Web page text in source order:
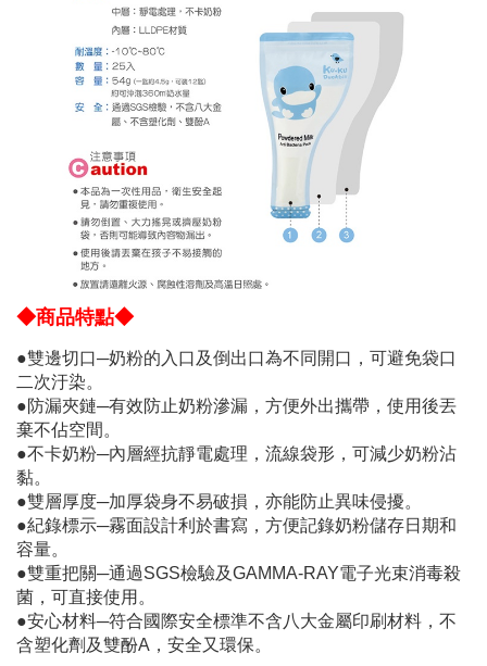
◆商品特點◆
●雙邊切口─奶粉的入口及倒出口為不同開口，可避免袋口
二次汙染。
●防漏夾鏈─有效防止奶粉滲漏，方便外出攜帶，使用後丟
棄不佔空間。
●不卡奶粉─內層經抗靜電處理，流線袋形，可減少奶粉沾
黏。
●雙層厚度─加厚袋身不易破損，亦能防止異味侵擾。
●紀錄標示─霧面設計利於書寫，方便記錄奶粉儲存日期和
容量。
●雙重把關─通過SGS檢驗及GAMMA-RAY電子光束消毒殺
菌，可直接使用。
●安心材料─符合國際安全標準不含八大金屬印刷材料，不
含塑化劑及雙酚A，安全又環保。